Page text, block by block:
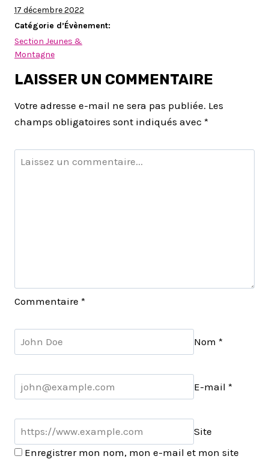
17 décembre 2022
Catégorie d’Évènement:
Section Jeunes &
Montagne
LAISSER UN COMMENTAIRE
Votre adresse e-mail ne sera pas publiée. Les
champs obligatoires sont indiqués avec *
Commentaire *
Nom *
E-mail *
Site
Enregistrer mon nom, mon e-mail et mon site